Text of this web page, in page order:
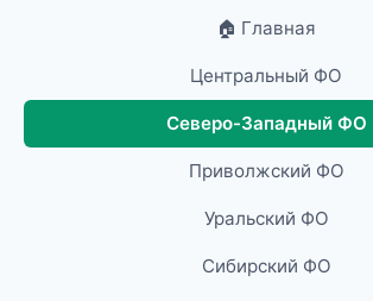
🏠 Главная
Центральный ФО
Северо-Западный ФО
Приволжский ФО
Уральский ФО
Сибирский ФО